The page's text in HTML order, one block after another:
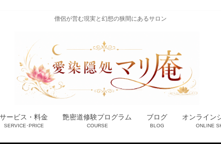
僧侶が営む現実と幻想の狭間にあるサロン
サービス・料金
SERVICE･PRICE
艶密道修験プログラム
COURSE
ブログ
BLOG
オンライン
ONLINE